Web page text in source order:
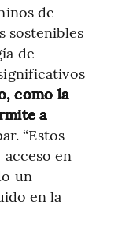
de
sostenibles
de
como la
a
“Estos
en
un
en la